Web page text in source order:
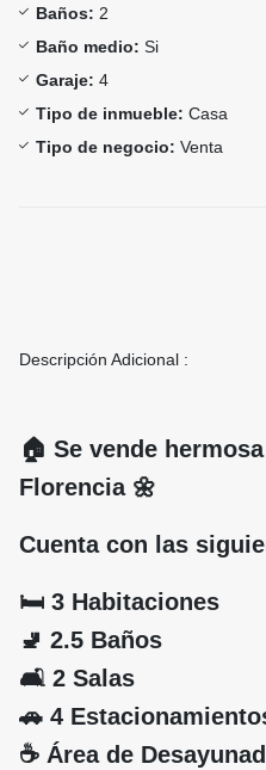
Baños: 2
Baño medio: Si
Garaje: 4
Tipo de inmueble: Casa
Tipo de negocio: Venta
Descripción Adicional :
🏠 Se vende
Florencia 🌼
Cuenta con las
🛏️ 3 Habitaciones
🚽 2.5 Baños
🛋️ 2 Salas
🚗 4
☕ Área de